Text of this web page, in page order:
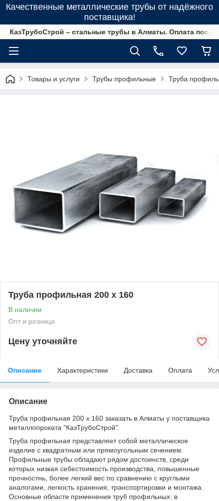
Качественные металлические трубы от надёжного
поставщика!
КазТрубоСтрой – стальные трубы в Алматы. Оплата
Товары и услуги Трубы профильные Труба
Труба профильная 200 х 160
В наличии
Опт и розница
Цену уточняйте
Описание Характеристики Доставка Оплата
Описание
Труба профильная 200 х 160 заказать в Алматы у поставщика
металлопроката "КазТрубоСтрой".
Труба профильная представляет собой металлическое
изделие с квадратным или прямоугольным сечением.
Профильные трубы обладают рядом достоинств, среди
которых низкая себестоимость производства, повышенные
прочностнь, более легкий вес по сравнению с круглыми
аналогами, легкость хранения, транспортировки и монтажа.
Основные области применения труб профильных: в